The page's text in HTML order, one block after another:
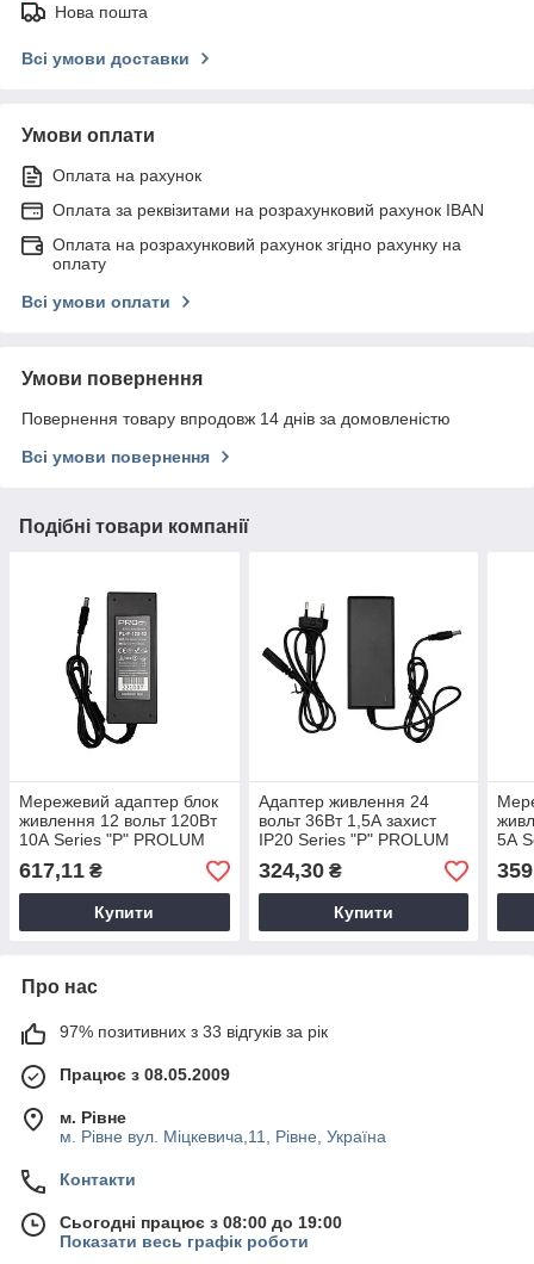
Нова пошта
Всі умови доставки
Умови оплати
Оплата на рахунок
Оплата за реквізитами на розрахунковий рахунок IBAN
Оплата на розрахунковий рахунок згідно рахунку на
оплату
Всі умови оплати
Умови повернення
Повернення товару впродовж 14 днів за домовленістю
Всі умови повернення
Подібні товари компанії
Мережевий адаптер блок
живлення 12 вольт 120Вт
10А Series "P" PROLUM
221007
617,11 ₴
Купити
Адаптер живлення 24
вольт 36Вт 1,5А захист
IP20 Series "Р" PROLUM
252021
324,30₴
Купити
5А
Про нас
97% позитивних з 33 відгуків за рік
Працює з 08.05.2009
м. Рівне
м. Рівне вул. Міцкевича,11, Рівне, Україна
Контакти
Сьогодні працює з 08:00 до 19:00
Показати весь графік роботи